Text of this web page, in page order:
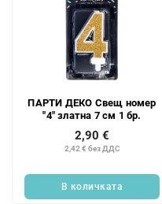
ПАРТИ ДЕКО Свещ номер
"4" златна 7 см 1 бр.
2,42 € без ДДС
2,90 €
В количката